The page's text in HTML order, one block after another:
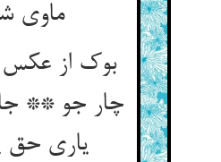
ماوی
بوک از
چار جو **
یاری حق